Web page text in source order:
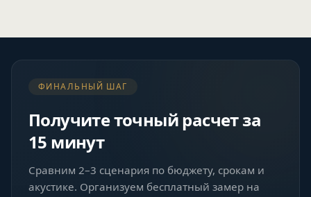
ФИНАЛЬНЫЙ ШАГ
Получите точный расчет за
15 минут
Сравним 2–3 сценария по бюджету, срокам и
акустике. Организуем бесплатный замер на